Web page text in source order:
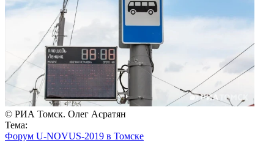
© РИА Томск. Олег Асратян
Тема:
Форум U-NOVUS-2019 в Томске